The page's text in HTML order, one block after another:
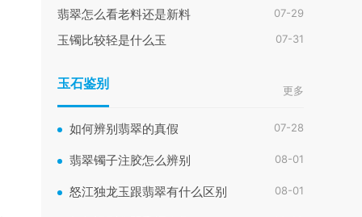
翡翠怎么看老料还是新料 07-29
玉镯比较轻是什么玉 07-31
玉石鉴别 更多
如何辨别翡翠的真假 07-28
翡翠镯子注胶怎么辨别 08-01
怒江独龙玉跟翡翠有什么区别 08-01